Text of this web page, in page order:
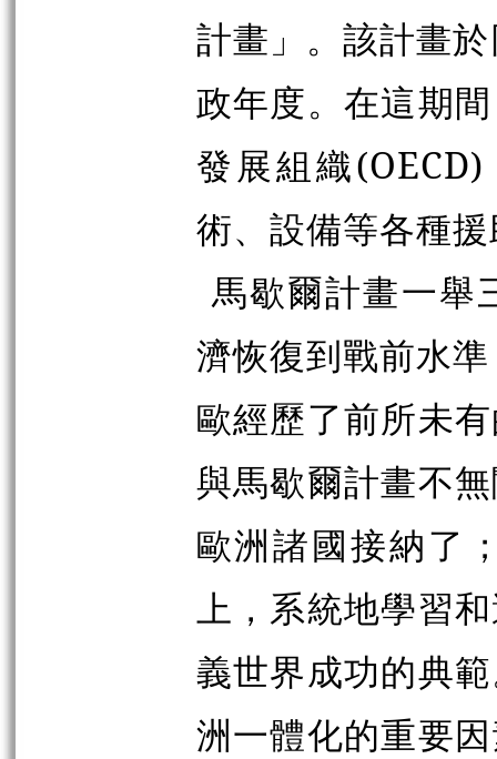
計畫」。該計畫
政年度。在這期
發展組織
術、設備等各種
馬歇爾計畫一舉
濟恢復到戰前水
歐經歷了前所未
與馬歇爾計畫不
歐洲諸國接納了
上，系統地學習
義世界成功的典
洲一體化的重要